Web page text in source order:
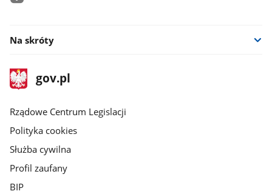
Na skróty
stopka
gov.plStrona
gov.pl
Rządowe Centrum Legislacji
Polityka cookies
Służba cywilna
Profil zaufany
BIP